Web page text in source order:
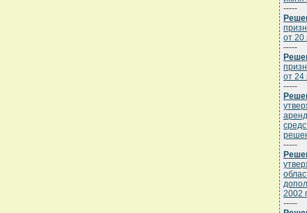
-----
от 20
-----
от 24
-----
-----
2002
-----